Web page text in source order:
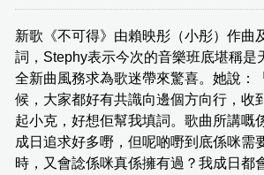
新歌《不可得》由賴映彤（小彤）作曲
詞，Stephy表示今次的音樂班底堪稱是
全新曲風務求為歌迷帶來驚喜。她說：
候，大家都好有共識向邊個方向行，收
起小克，好想佢幫我填詞。歌曲所講嘅
成日追求好多嘢，但呢啲嘢到底係咪需
時，又會諗係咪真係擁有過？我成日都